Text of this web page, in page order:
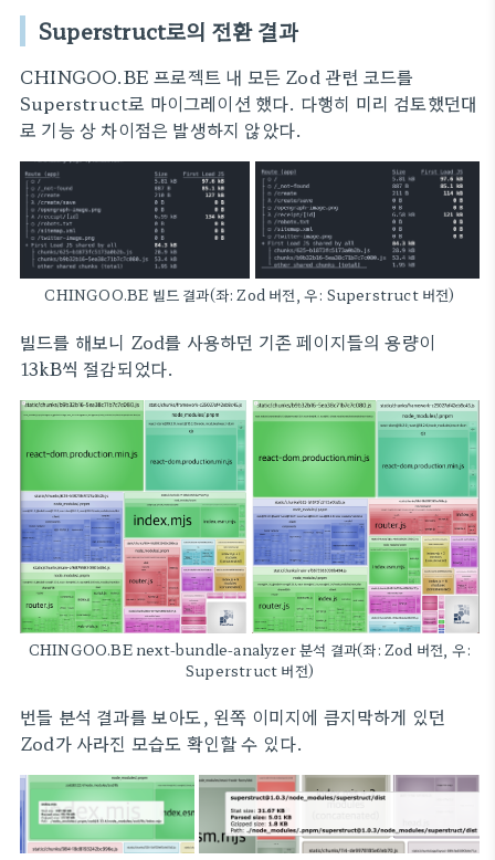
Superstruct로의 전환 결과
CHINGOO.BE 프로젝트 내 모든 Zod 관련 코드를
Superstruct로 마이그레이션 했다. 다행히 미리 검토했던대
로 기능 상 차이점은 발생하지 않았다.
CHINGOO.BE 빌드 결과(좌: Zod 버전, 우: Superstruct 버전)
빌드를 해보니 Zod를 사용하던 기존 페이지들의 용량이
13kB씩 절감되었다.
CHINGOO.BE next-bundle-analyzer 분석 결과(좌: Zod 버전, 우:
Superstruct 버전)
번들 분석 결과를 보아도, 왼쪽 이미지에 큼지막하게 있던
Zod가 사라진 모습도 확인할 수 있다.